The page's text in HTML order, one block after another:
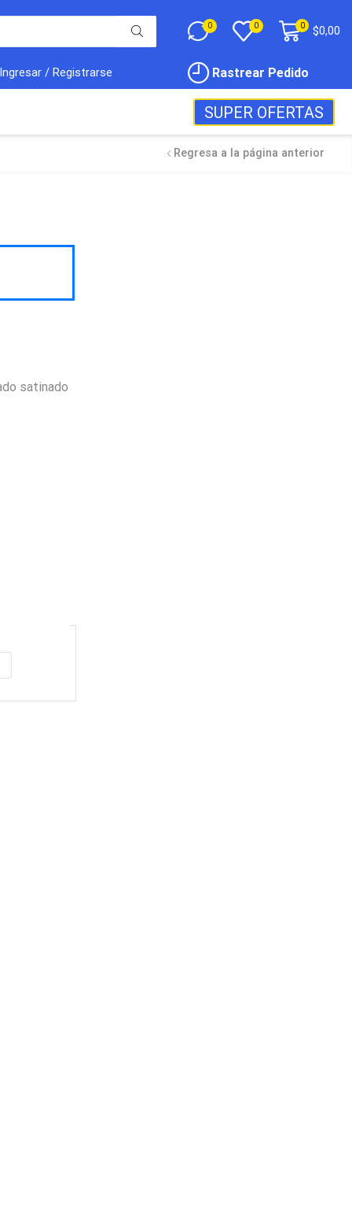
0 0 0 $0,00
Ingresar / Registrarse Rastrear Pedido
SUPER OFERTAS
Regresa a la página anterior
satinado